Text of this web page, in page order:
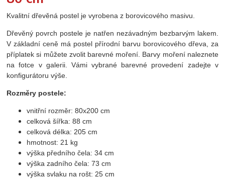
Kvalitní dřevěná postel je vyrobena z borovicového masivu.
Dřevěný povrch postele je natřen nezávadným bezbarvým lakem.
V základní ceně má postel přírodní barvu borovicového dřeva, za
příplatek si můžete zvolit barevné moření. Barvy moření naleznete
na fotce v galerii. Vámi vybrané barevné provedení zadejte v
konfigurátoru výše.
Rozměry postele:
vnitřní rozměr: 80x200 cm
celková šířka: 88 cm
celková délka: 205 cm
hmotnost: 21 kg
výška předního čela: 34 cm
výška zadního čela: 73 cm
výška svlaku na rošt: 25 cm